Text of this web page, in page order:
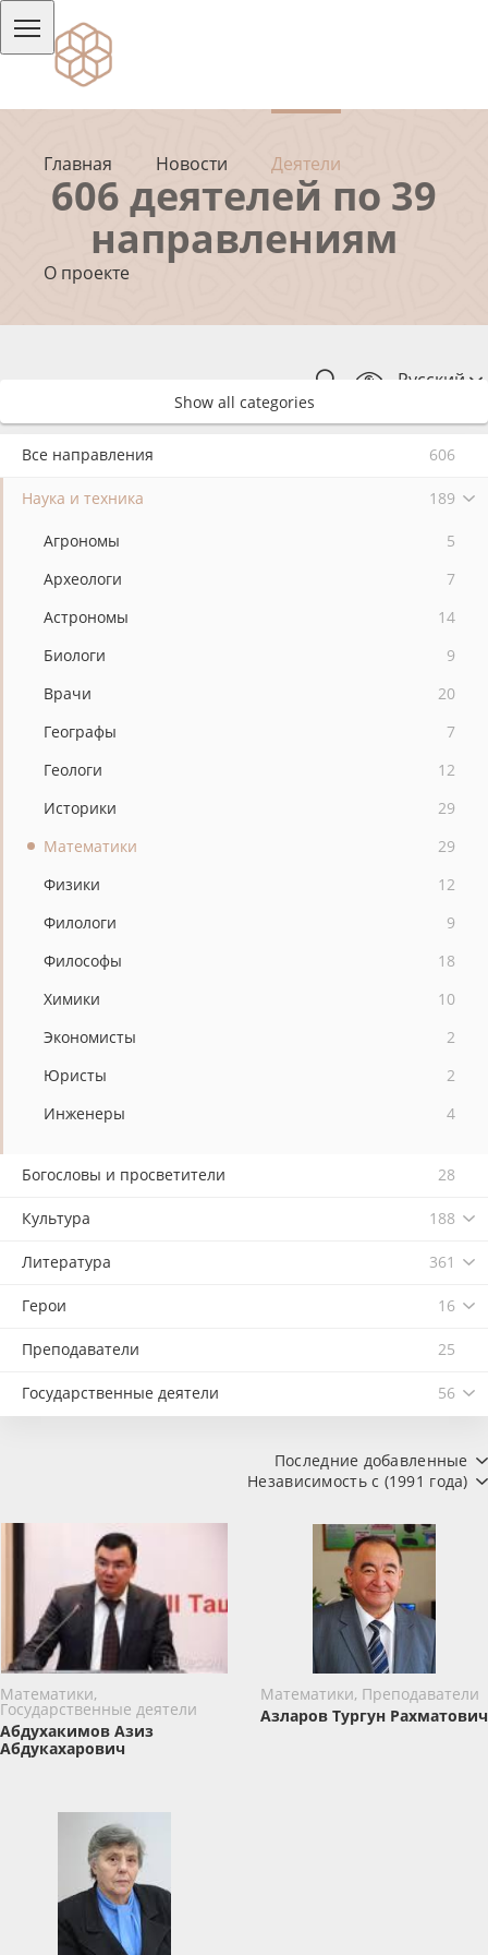
Главная Новости Деятели
О проекте
Русский
606 деятелей по 39
направлениям
Show all categories
Все направления 606
Наука и техника 189
Агрономы
5
Археологи
7
Астрономы
14
Биологи
9
Врачи
20
Географы
7
Геологи
12
Историки
29
Математики
29
Физики
12
Филологи
9
Философы
18
Химики
10
Экономисты
2
Юристы
2
Инженеры
4
Богословы и просветители 28
Культура 188
Литература 361
Герои 16
Преподаватели 25
Государственные деятели 56
Последние добавленные
Независимость с (1991 года)
Математики,
Государственные деятели
Абдухакимов Азиз
Абдукахарович
Математики, Преподаватели
Азларов Тургун Рахматович